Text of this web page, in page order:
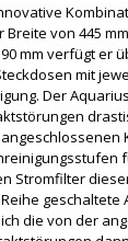
von 445
mm verfügt er
mit
Der
Stromfilter
geschaltete
die von der